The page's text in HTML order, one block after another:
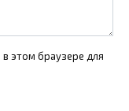
этом браузере для